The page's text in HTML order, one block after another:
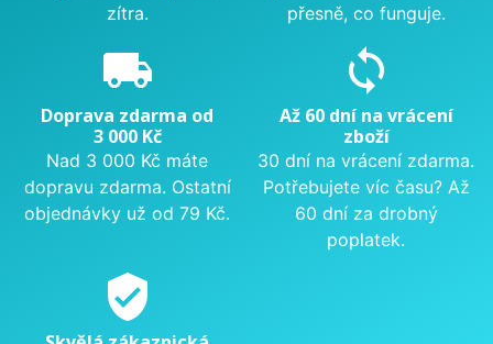
zítra.
přesně, co funguje.
local_shipping
Doprava zdarma od
3 000 Kč
Nad 3 000 Kč máte
dopravu zdarma. Ostatní
objednávky už od 79 Kč.
sync
Až 60 dní na vrácení
zboží
30 dní na vrácení zdarma.
Potřebujete víc času? Až
60 dní za drobný
poplatek.
verified_user